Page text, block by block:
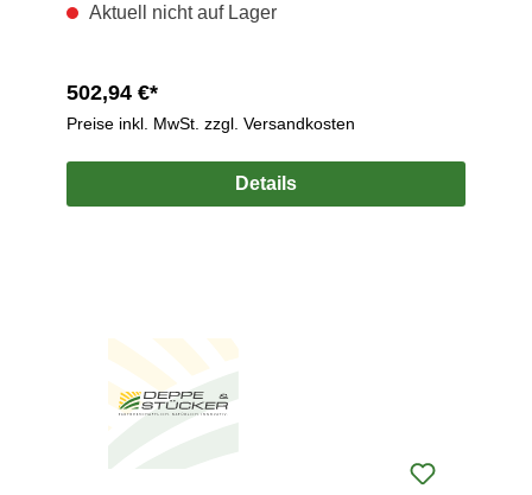
Aktuell nicht auf Lager
502,94 €*
Preise inkl. MwSt. zzgl. Versandkosten
Details